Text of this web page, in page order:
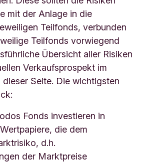
mit der Anlage in die
Teilfonds, verbunden
Teilfonds vorwiegend
Übersicht aller Risiken
Verkaufsprospekt im
Seite. Die wichtigsten
Fonds investieren in
die dem
d.h.
der Marktpreise